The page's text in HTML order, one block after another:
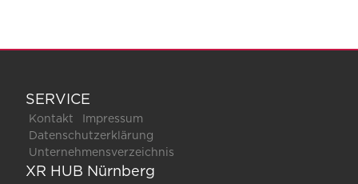
SERVICE
Kontakt
Impressum
Datenschutzerklärung
Unternehmensverzeichnis
XR HUB Nürnberg